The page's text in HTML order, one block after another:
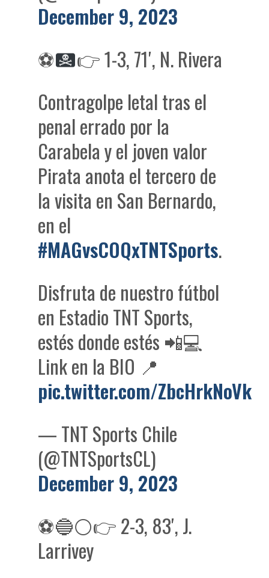
December 9, 2023
⚽
👉1-3, 71′, N. Rivera
Contragolpe letal tras el
penal errado por la
Carabela y el joven valor
Pirata anota el tercero de
la visita en San Bernardo,
en el
#MAGvsCOQxTNTSports.
Disfruta de nuestro fútbol
en Estadio TNT Sports,
estés donde estés 📲💻
Link en la BIO 📍
pic.twitter.com/ZbcHrkNoVk
— TNT Sports Chile
(@TNTSportsCL)
December 9, 2023
⚽🔵⚪👉 2-3, 83′, J.
Larrivey